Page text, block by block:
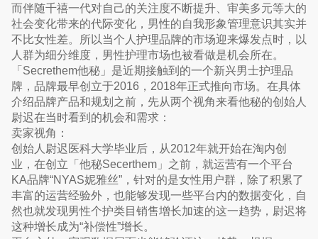
而伴随千禧一代对自己的关注度不断提升、审美多元等大的
社会变化带来的代际变化，男性的自我形象管理意识其实并
不比女性差。所以当个人护理品牌的市场迎来爆发点时，以
人群为细分维度，男性护理市场也被看做是机会所在。
「Secrethem他秘」是近期接触到的一个新兴男士护理品
牌，品牌最早创立于2016，2018年正式推向市场。在具体
介绍品牌产品和规划之前，先从两个视角来看他秘的创始人
尉迟在当时看到的机会和需求：
卖家视角：
创始人尉迟医科大学毕业后，从2012年就开始在淘内创
业，在创立「他秘Secerthem」之前，就运营有一个平台
KA品牌“NYAS妮雅丝”，针对的是女性用户群，除了积累了
丰富的运营经验外，也能够发现一些平台内的数据变化，自
然也就发现男性个护类目销售增长加速的这一趋势，尉迟将
这种增长成为“补偿性”增长。